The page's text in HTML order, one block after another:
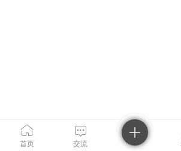
首页 交流